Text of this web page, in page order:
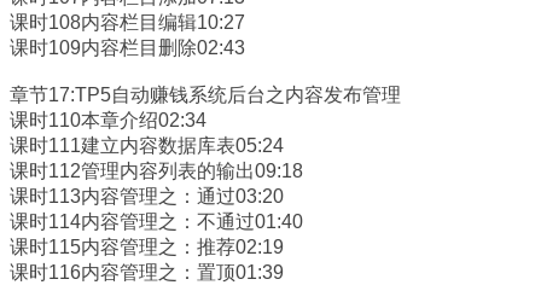
课时108内容栏目编辑10:27
课时109内容栏目删除02:43
章节17:TP5自动赚钱系统后台之内容发布管理
课时110本章介绍02:34
课时111建立内容数据库表05:24
课时112管理内容列表的输出09:18
课时113内容管理之：通过03:20
课时114内容管理之：不通过01:40
课时115内容管理之：推荐02:19
课时116内容管理之：置顶01:39